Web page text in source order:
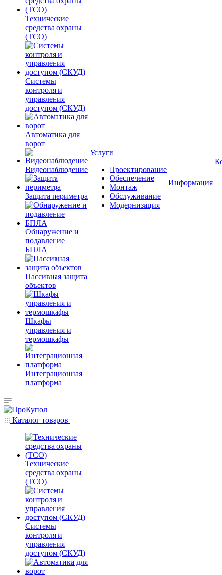
Технические
средства охраны
(ТСО)
Системы
контроля и
управления
доступом (СКУД)
Автоматика для
ворот
Видеонаблюдение
Защита периметра
Обнаружение и
подавление
БПЛА
Пассивная защита
объектов
Шкафы
управления и
термошкафы
Интеграционная
платформа
Услуги
Проектирование
Обеспечение
Монтаж
Обслуживание
Модернизация
Информация
Каталог товаров
Технические
средства охраны
(ТСО)
Системы
контроля и
управления
доступом (СКУД)